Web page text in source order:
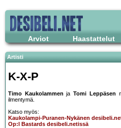
Arviot Haastattelut
Artisti
K-X-P
Timo Kaukolammen jaTomi Leppäsen
ilmentymä.
Katso myös:
Kaukolampi-Puranen-Nykänen
Op:l Bastards desibeli.netissä